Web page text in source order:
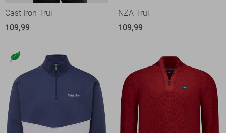
Cast Iron Trui
109,99
NZA Trui
109,99